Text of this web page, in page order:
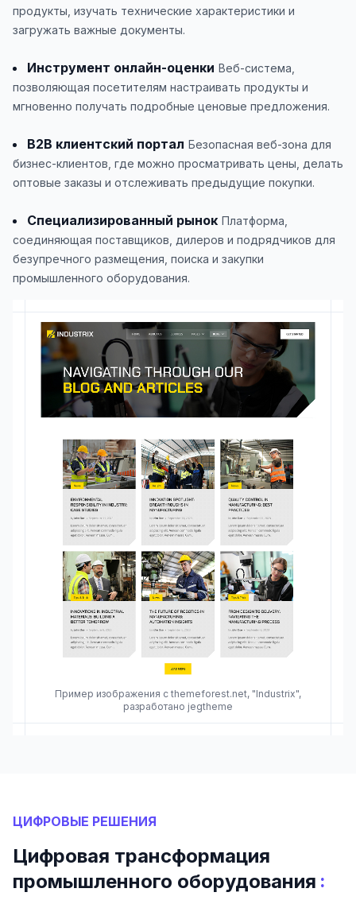
Пример изображения с themeforest.net, "Industrix",
разработано jegtheme
продукты, изучать технические характеристики и
загружать важные документы.
Инструмент онлайн-оценки Веб-система,
позволяющая посетителям настраивать продукты и
мгновенно получать подробные ценовые предложения.
B2B клиентский портал Безопасная веб-зона для
бизнес-клиентов, где можно просматривать цены, делать
оптовые заказы и отслеживать предыдущие покупки.
Специализированный рынок Платформа,
соединяющая поставщиков, дилеров и подрядчиков для
безупречного размещения, поиска и закупки
промышленного оборудования.
ЦИФРОВЫЕ РЕШЕНИЯ
Цифровая трансформация
промышленного оборудования :